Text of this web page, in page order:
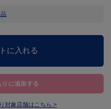
に入れる
りに追加する
対象店舗はこちら >